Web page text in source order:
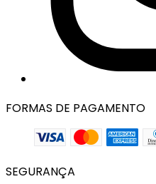
FORMAS DE PAGAMENTO
SEGURANÇA